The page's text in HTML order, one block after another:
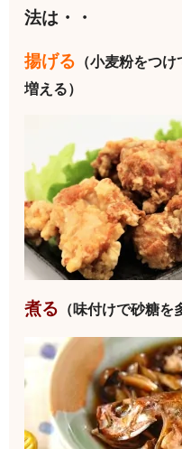
法は・・
揚げる （小麦粉をつ
増える）
煮る （味付けで砂糖を